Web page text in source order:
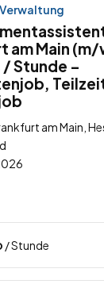
am Main
Stunde –
am Main,
/ Stunde